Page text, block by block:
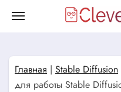
Главная | Stable Diffusion
для работы Stable